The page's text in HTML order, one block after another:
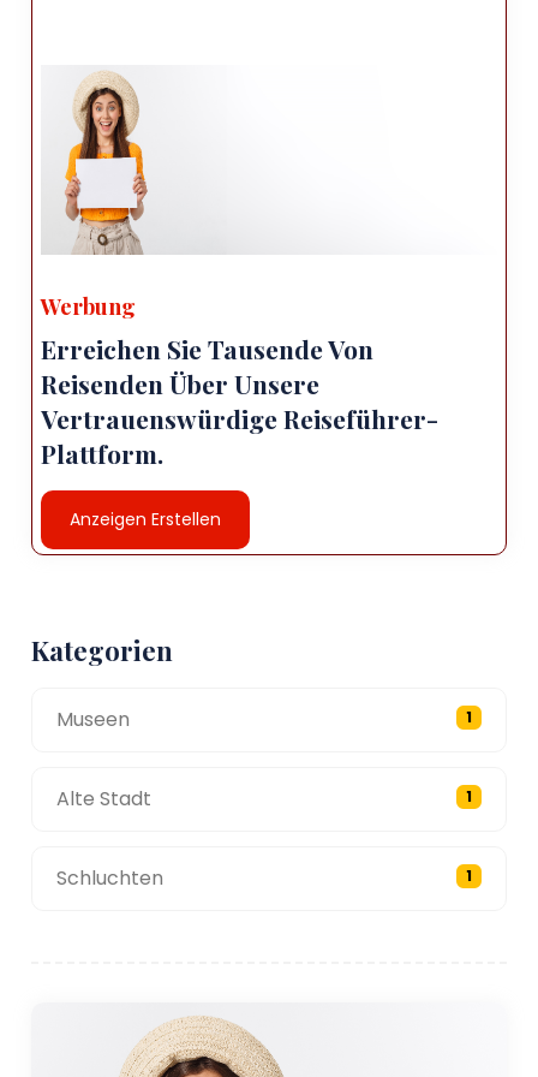
Werbung
Erreichen Sie Tausende Von
Reisenden Über Unsere
Vertrauenswürdige Reiseführer-
Plattform.
Anzeigen Erstellen
Kategorien
Museen 1
Alte Stadt 1
Schluchten 1